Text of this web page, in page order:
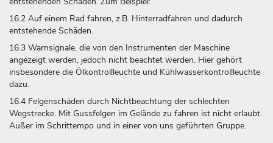
16.2 Auf einem Rad fahren, z.B. Hinterradfahren und dadurch
entstehende Schäden.
16.3 Warnsignale, die von den Instrumenten der Maschine
angezeigt werden, jedoch nicht beachtet werden. Hier gehört
insbesondere die Ölkontrollleuchte und Kühlwasserkontrollleuchte
dazu.
16.4 Felgenschäden durch Nichtbeachtung der schlechten
Wegstrecke. Mit Gussfelgen im Gelände zu fahren ist nicht erlaubt.
Außer im Schrittempo und in einer von uns geführten Gruppe.